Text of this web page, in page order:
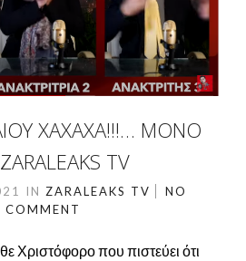
ΧΑΧΑΧΑ!!!… ΜΌΝΟ
TV
IN ZARALEAKS TV
NO
COMMENT
Χριστόφορο που πιστεύει ότι